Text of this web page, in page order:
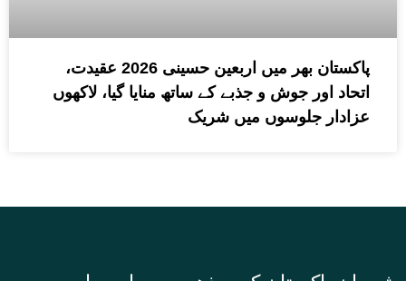
پاکستان بھر میں اربعین حسینی 2026 عقیدت،
اتحاد اور جوش و جذبے کے ساتھ منایا گیا، لاکھوں
عزادار جلوسوں میں شریک